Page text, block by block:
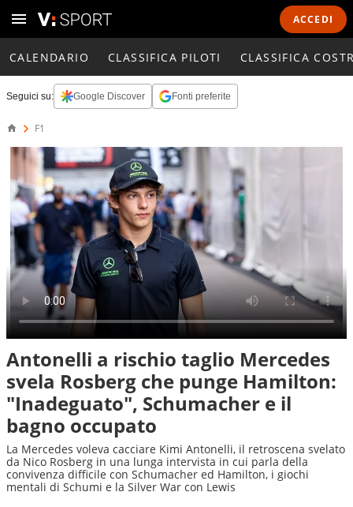
ACCEDI
CALENDARIO CLASSIFICA PILOTI CLASSIFICA
Seguici su: Google Discover Fonti preferite
F1
Antonelli a rischio taglio Mercedes
svela Rosberg che punge Hamilton:
"Inadeguato", Schumacher e il
bagno occupato
La Mercedes voleva cacciare Kimi Antonelli, il retroscena svelato
da Nico Rosberg in una lunga intervista in cui parla della
convivenza difficile con Schumacher ed Hamilton, i giochi
mentali di Schumi e la Silver War con Lewis